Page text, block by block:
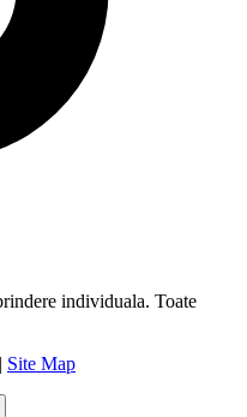
individuala. Toate
| Site Map